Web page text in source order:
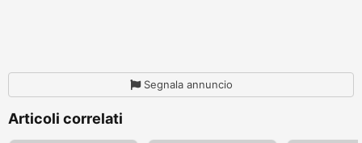
Segnala annuncio
Articoli correlati